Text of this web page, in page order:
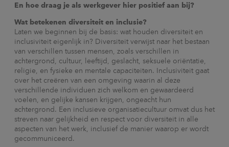
En hoe draag je als werkgever hier positief aan bij?
Wat betekenen diversiteit en inclusie?
Laten we beginnen bij de basis: wat houden diversiteit en
inclusiviteit eigenlijk in? Diversiteit verwijst naar het bestaan
van verschillen tussen mensen, zoals verschillen in
achtergrond, cultuur, leeftijd, geslacht, seksuele oriëntatie,
religie, en fysieke en mentale capaciteiten. Inclusiviteit gaat
over het creëren van een omgeving waarin al deze
verschillende individuen zich welkom en gewaardeerd
voelen, en gelijke kansen krijgen, ongeacht hun
achtergrond. Een inclusieve organisatiecultuur omvat dus het
streven naar gelijkheid en respect voor diversiteit in alle
aspecten van het werk, inclusief de manier waarop er wordt
gecommuniceerd.